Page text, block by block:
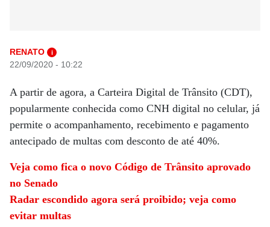
RENATO i
22/09/2020 - 10:22
A partir de agora, a Carteira Digital de Trânsito (CDT),
popularmente conhecida como CNH digital no celular, já
permite o acompanhamento, recebimento e pagamento
antecipado de multas com desconto de até 40%.
Veja como fica o novo Código de Trânsito aprovado
no Senado
Radar escondido agora será proibido; veja como
evitar multas